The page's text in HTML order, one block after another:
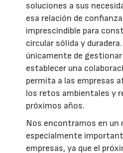
soluciones a sus
esa relación de
imprescindible para
circular sólida y
únicamente de
establecer una
permita a las empresas
los retos ambientales y
próximos años.
Nos encontramos en un
especialmente
empresas, ya que el